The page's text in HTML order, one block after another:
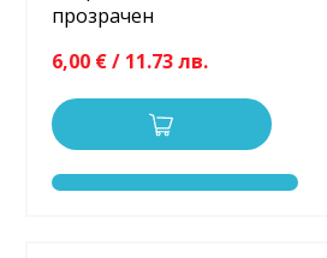
прозрачен
6,00 € / 11.73 лв.